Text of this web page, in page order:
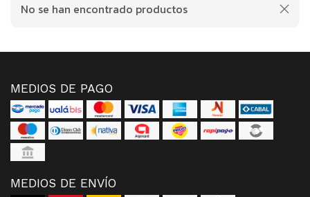
No se han encontrado productos
MEDIOS DE PAGO
MEDIOS DE ENVÍO